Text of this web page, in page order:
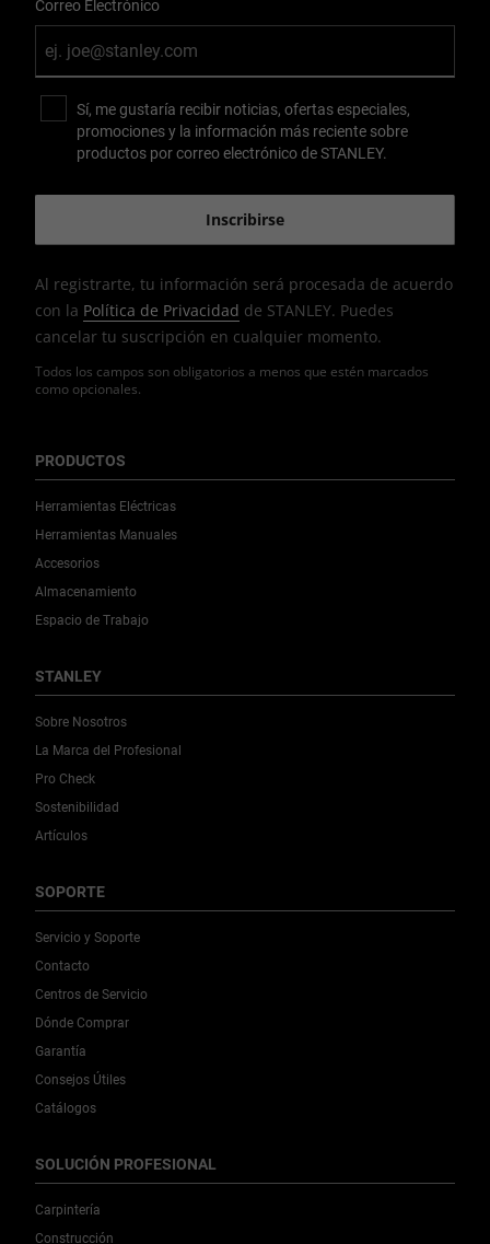
Todos los campos son obligatorios a menos que estén marcados
como opcionales.
Correo Electrónico
Sí, me gustaría recibir noticias, ofertas especiales,
promociones y la información más reciente sobre
productos por correo electrónico de STANLEY.
Al registrarte, tu información será procesada de acuerdo
con la Política de Privacidad de STANLEY. Puedes
cancelar tu suscripción en cualquier momento.
PRODUCTOS
Herramientas Eléctricas
Herramientas Manuales
Accesorios
Almacenamiento
Espacio de Trabajo
STANLEY
Sobre Nosotros
La Marca del Profesional
Pro Check
Sostenibilidad
Artículos
SOPORTE
Servicio y Soporte
Contacto
Centros de Servicio
Dónde Comprar
Garantía
Consejos Útiles
Catálogos
SOLUCIÓN PROFESIONAL
Carpintería
Construcción